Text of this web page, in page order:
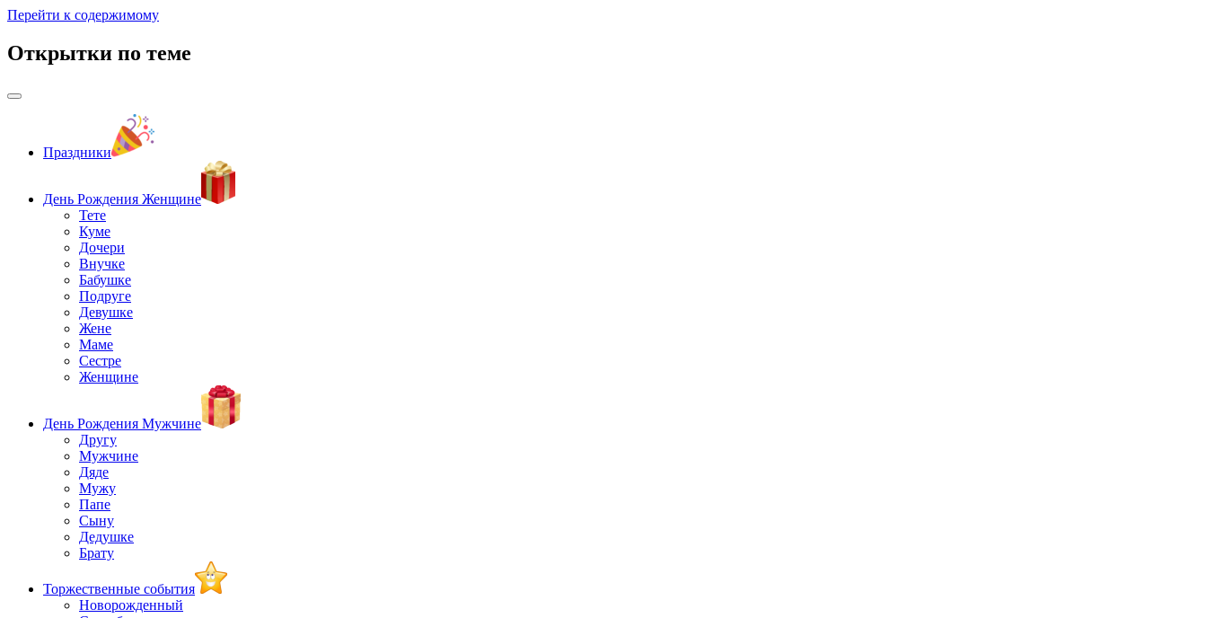
Перейти к содержимому
Открытки по теме
Праздники
День Рождения Женщине
Тете
Куме
Дочери
Внучке
Бабушке
Подруге
Девушке
Жене
Маме
Сестре
Женщине
День Рождения Мужчине
Другу
Мужчине
Дяде
Мужу
Папе
Сыну
Дедушке
Брату
Торжественные события
Новорожденный